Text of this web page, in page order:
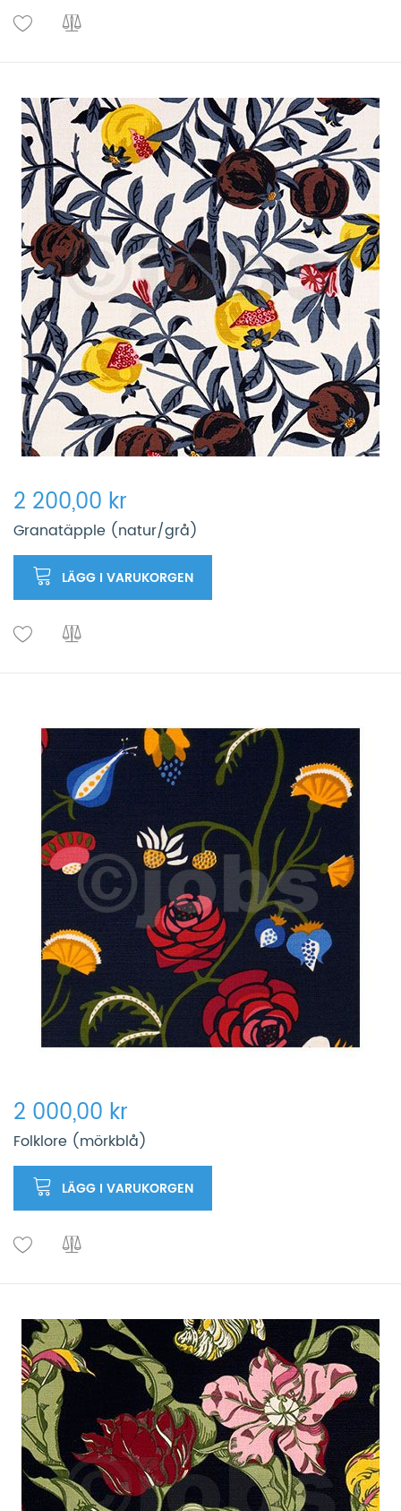
2 200,00 kr
Granatäpple (natur/grå)
LÄGG I VARUKORGEN
2 000,00 kr
Folklore (mörkblå)
LÄGG I VARUKORGEN